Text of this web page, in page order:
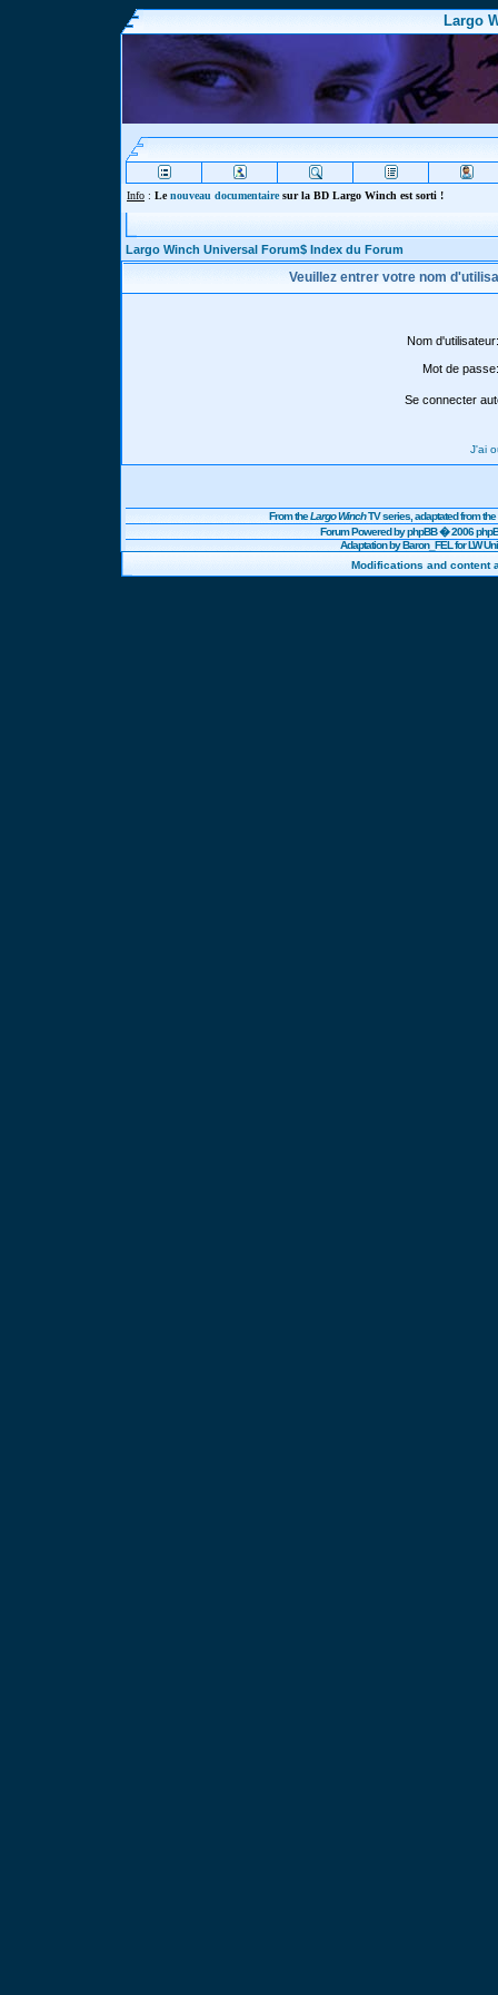
Largo
Info : Lenouveau documentairesur la BD Largo Winch est sorti !
Largo Winch Universal Forum$ Index du Forum
Veuillez entrer votre nom
Nom d'utilisateur:
Mot de passe:
Se connecter
J'ai
From theLargo WinchTV series, adaptated from
Forum Powered byphpBB� 2006
Adaptation by Baron_FEL for LW
Modifications and content